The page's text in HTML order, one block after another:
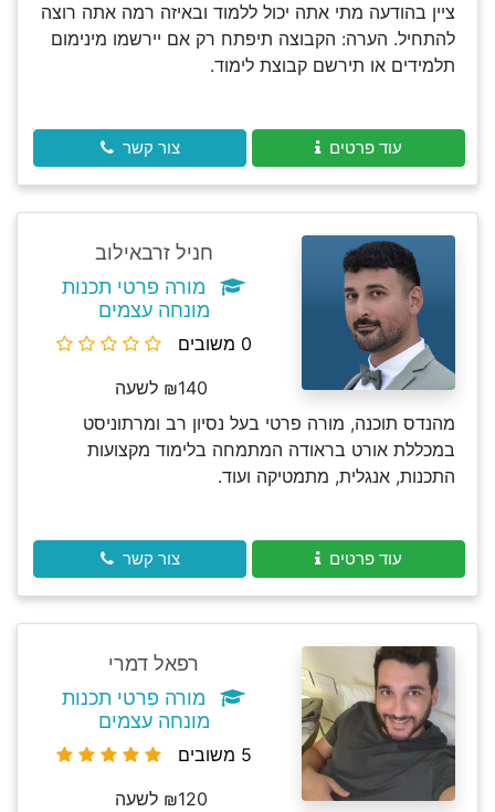
ציין בהודעה מתי אתה יכול ללמוד ובאיזה רמה אתה רוצה
להתחיל. הערה: הקבוצה תיפתח רק אם יירשמו מינימום
תלמידים או תירשם קבוצת לימוד.
עוד פרטים צור קשר
חניל זרבאילוב
מורה פרטי תכנות
מונחה עצמים
0 משובים
₪140 לשעה
מהנדס תוכנה, מורה פרטי בעל נסיון רב ומרתוניסט
במכללת אורט בראודה המתמחה בלימוד מקצועות
התכנות, אנגלית, מתמטיקה ועוד.
עוד פרטים צור קשר
רפאל דמרי
מורה פרטי תכנות
מונחה עצמים
5 משובים
₪120 לשעה